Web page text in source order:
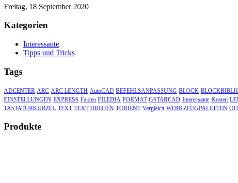
Freitag, 18 September 2020
Kategorien
Interessante
Tipps und Tricks
Tags
ADCENTER ARC ARC LENGTH AutoCAD BEFEHLSANPASSUNG BLOCK
EINSTELLUNGEN EXPRESS Fakten FILEDIA FORMAT GSTARCAD Interessante Kosten
TASTATURKÜRZEL TEXT TEXT DREHEN TORIENT Vergleich WERKZEUGPALETTEN
Produkte